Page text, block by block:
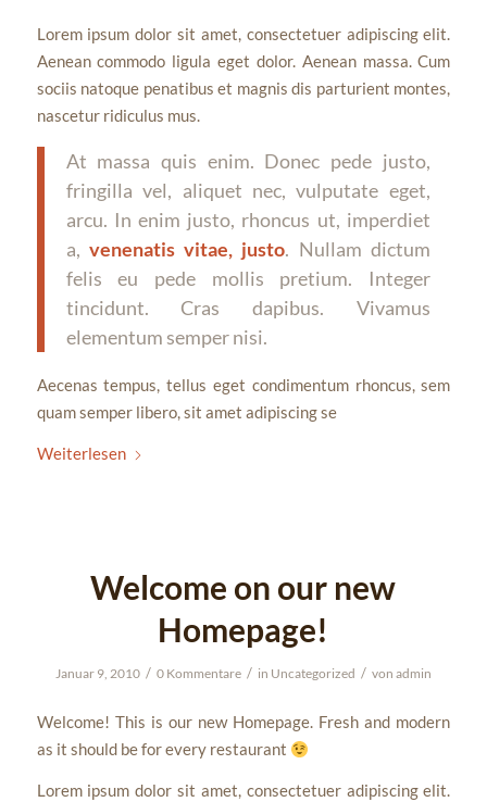
Lorem ipsum dolor sit amet, consectetuer adipiscing elit.
Aenean commodo ligula eget dolor. Aenean massa. Cum
sociis natoque penatibus et magnis dis parturient montes,
nascetur ridiculus mus.
At massa quis enim. Donec pede justo,
fringilla vel, aliquet nec, vulputate eget,
arcu. In enim justo, rhoncus ut, imperdiet
a, venenatis vitae, justo. Nullam dictum
felis eu pede mollis pretium. Integer
tincidunt. Cras dapibus. Vivamus
elementum semper nisi.
Aecenas tempus, tellus eget condimentum rhoncus, sem
quam semper libero, sit amet adipiscing se
Weiterlesen
Welcome on our new
Homepage!
Januar 9, 2010 / 0 Kommentare / in Uncategorized / von admin
Welcome! This is our new Homepage. Fresh and modern
as it should be for every restaurant
Lorem ipsum dolor sit amet, consectetuer adipiscing elit.